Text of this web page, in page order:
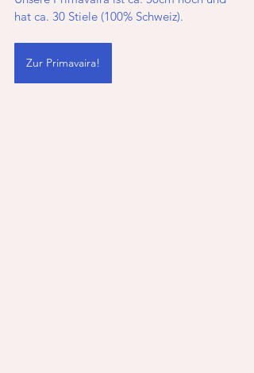
hat ca. 30 Stiele (100% Schweiz).
Zur Primavaira!